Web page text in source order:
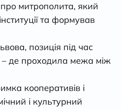
митрополита, який
та формував
позиція під час
– де проходила межа між
кооперативів і
і культурний